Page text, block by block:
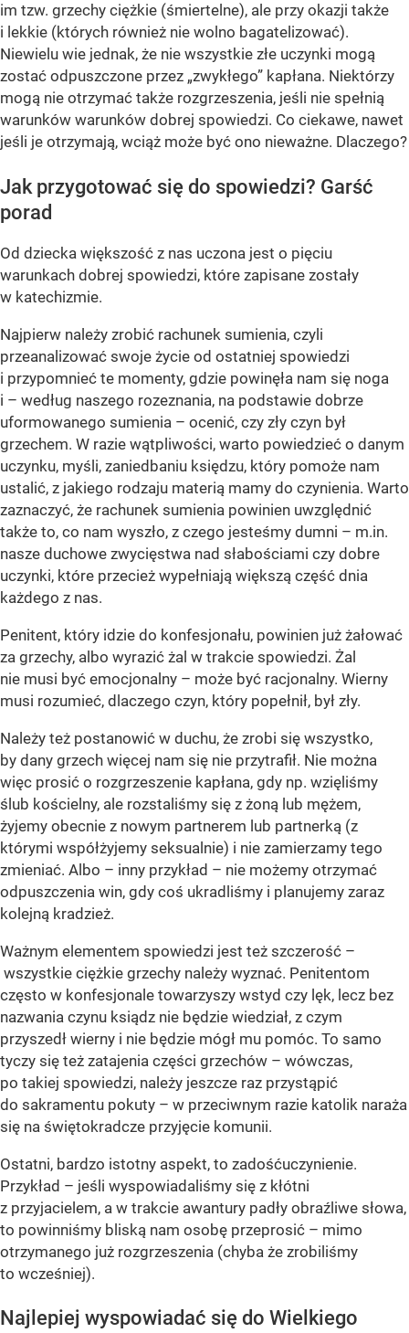
im tzw. grzechy ciężkie (śmiertelne), ale przy okazji także
i lekkie (których również nie wolno bagatelizować).
Niewielu wie jednak, że nie wszystkie złe uczynki mogą
zostać odpuszczone przez „zwykłego” kapłana. Niektórzy
mogą nie otrzymać także rozgrzeszenia, jeśli nie spełnią
warunków warunków dobrej spowiedzi. Co ciekawe, nawet
jeśli je otrzymają, wciąż może być ono nieważne. Dlaczego?
Jak przygotować się do spowiedzi? Garść
porad
Od dziecka większość z nas uczona jest o pięciu
warunkach dobrej spowiedzi, które zapisane zostały
w katechizmie.
Najpierw należy zrobić rachunek sumienia, czyli
przeanalizować swoje życie od ostatniej spowiedzi
i przypomnieć te momenty, gdzie powinęła nam się noga
i – według naszego rozeznania, na podstawie dobrze
uformowanego sumienia – ocenić, czy zły czyn był
grzechem. W razie wątpliwości, warto powiedzieć o danym
uczynku, myśli, zaniedbaniu księdzu, który pomoże nam
ustalić, z jakiego rodzaju materią mamy do czynienia. Warto
zaznaczyć, że rachunek sumienia powinien uwzględnić
także to, co nam wyszło, z czego jesteśmy dumni – m.in.
nasze duchowe zwycięstwa nad słabościami czy dobre
uczynki, które przecież wypełniają większą część dnia
każdego z nas.
Penitent, który idzie do konfesjonału, powinien już żałować
za grzechy, albo wyrazić żal w trakcie spowiedzi. Żal
nie musi być emocjonalny – może być racjonalny. Wierny
musi rozumieć, dlaczego czyn, który popełnił, był zły.
Należy też postanowić w duchu, że zrobi się wszystko,
by dany grzech więcej nam się nie przytrafił. Nie można
więc prosić o rozgrzeszenie kapłana, gdy np. wzięliśmy
ślub kościelny, ale rozstaliśmy się z żoną lub mężem,
żyjemy obecnie z nowym partnerem lub partnerką (z
którymi współżyjemy seksualnie) i nie zamierzamy tego
zmieniać. Albo – inny przykład – nie możemy otrzymać
odpuszczenia win, gdy coś ukradliśmy i planujemy zaraz
kolejną kradzież.
Ważnym elementem spowiedzi jest też szczerość –
wszystkie ciężkie grzechy należy wyznać. Penitentom
często w konfesjonale towarzyszy wstyd czy lęk, lecz bez
nazwania czynu ksiądz nie będzie wiedział, z czym
przyszedł wierny i nie będzie mógł mu pomóc. To samo
tyczy się też zatajenia części grzechów – wówczas,
po takiej spowiedzi, należy jeszcze raz przystąpić
do sakramentu pokuty – w przeciwnym razie katolik naraża
się na świętokradcze przyjęcie komunii.
Ostatni, bardzo istotny aspekt, to zadośćuczynienie.
Przykład – jeśli wyspowiadaliśmy się z kłótni
z przyjacielem, a w trakcie awantury padły obraźliwe słowa,
to powinniśmy bliską nam osobę przeprosić – mimo
otrzymanego już rozgrzeszenia (chyba że zrobiliśmy
to wcześniej).
Najlepiej wyspowiadać się do Wielkiego